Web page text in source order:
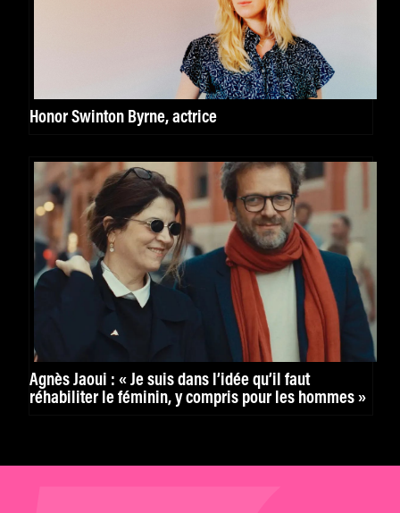
Honor Swinton Byrne, actrice
Agnès Jaoui : « Je suis dans l’idée qu’il faut
réhabiliter le féminin, y compris pour les hommes »